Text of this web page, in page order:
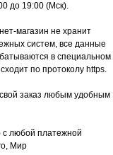
до 19:00 (Мск).
магазин не хранит
систем, все данные
в специальном
по протоколу https.
заказ любым удобным
с любой платежной
Мир